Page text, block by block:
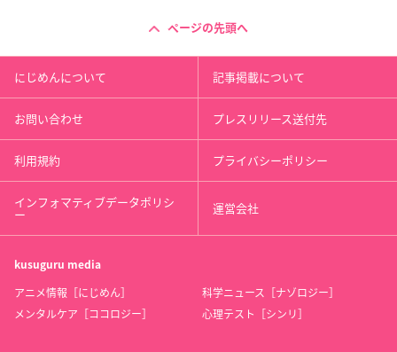
ページの先頭へ
にじめんについて 記事掲載について
お問い合わせ プレスリリース送付先
利用規約 プライバシーポリシー
インフォマティブデータポリシ
ー 運営会社
kusuguru media
アニメ情報［にじめん］
科学ニュース［ナゾロジー］
メンタルケア［ココロジー］
心理テスト［シンリ］